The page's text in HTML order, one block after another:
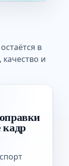
в
качество и
кадр